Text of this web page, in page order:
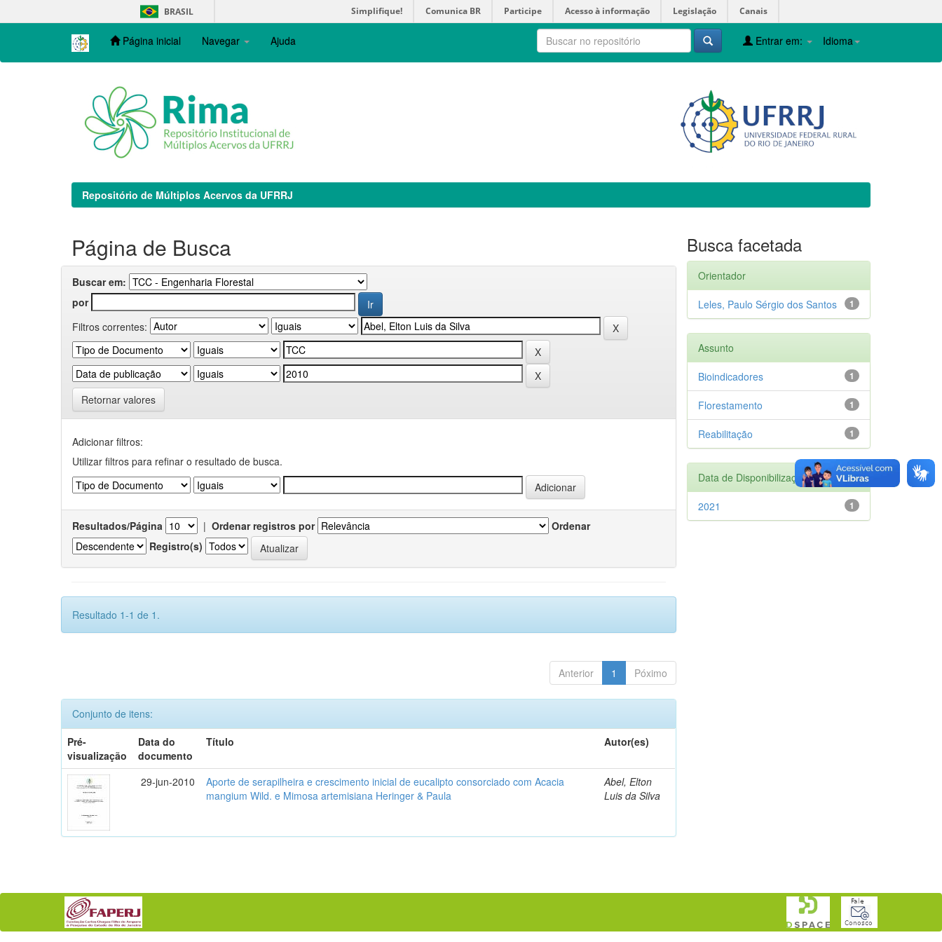
navigation
BRASIL Simplifique! Comunica BR Participe Acesso à informação Legislação Canais
Página inicial Navegar Ajuda Idioma
Entrar em:
Repositório de Múltiplos Acervos da UFRRJ
Página de Busca
Buscar em:
por
Filtros correntes:
Retornar valores
Adicionar filtros:
Utilizar filtros para refinar o resultado de busca.
Resultados/Página | Ordenar registros por
Ordenar
Registro(s)
Resultado 1-1 de 1.
Anterior 1 Póximo
Conjunto de itens:
Pré-
visualização
Data do
documento
Título Autor(es)
29-jun-2010
Aporte de serapilheira e crescimento inicial de eucalipto consorciado com Acacia
mangium Wild. e Mimosa artemisiana Heringer & Paula
Abel, Elton
Luis da Silva
Busca facetada
Orientador
1
Leles, Paulo Sérgio dos Santos
Assunto
1
Bioindicadores
1
Florestamento
1
Reabilitação
Data de Disponibilização
1
2021